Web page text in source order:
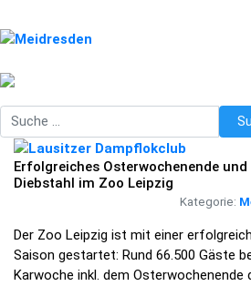
Suchen
Erfolgreiches Osterwochenende und
Diebstahl im Zoo Leipzig
Kategorie:
Der Zoo Leipzig ist mit einer
Saison gestartet: Rund 66.500 Gäste
Karwoche inkl. dem Osterwochenende